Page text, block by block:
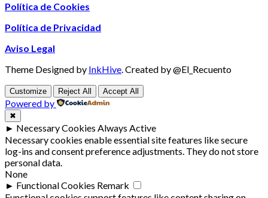
Política de Cookies
Política de Privacidad
Aviso Legal
Theme Designed by InkHive.Created by @El_Recuento
Customize Reject All Accept All
Powered by
✖
► Necessary Cookies Always Active
Necessary cookies enable essential site features like secure
log-ins and consent preference adjustments. They do not store
personal data.
None
► Functional Cookies Remark